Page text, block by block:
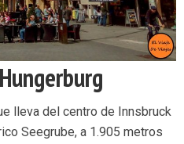
lleva del centro de Innsbruck
Seegrube, a 1.905 metros